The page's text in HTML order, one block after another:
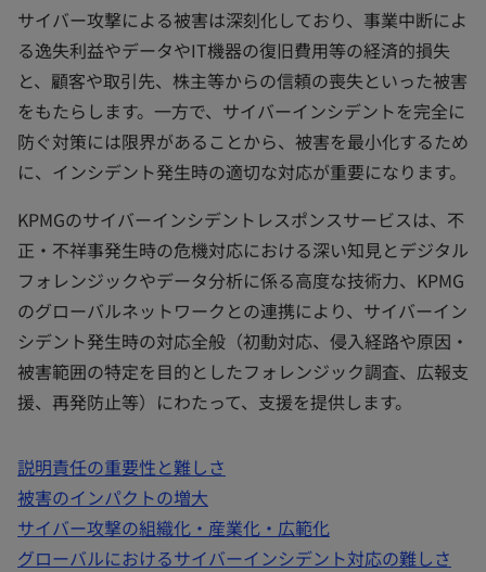
サイバー攻撃による被害は深刻化しており、事業中断によ
る逸失利益やデータやIT機器の復旧費用等の経済的損失
と、顧客や取引先、株主等からの信頼の喪失といった被害
をもたらします。一方で、サイバーインシデントを完全に
防ぐ対策には限界があることから、被害を最小化するため
に、インシデント発生時の適切な対応が重要になります。
KPMGのサイバーインシデントレスポンスサービスは、不
正・不祥事発生時の危機対応における深い知見とデジタル
フォレンジックやデータ分析に係る高度な技術力、KPMG
のグローバルネットワークとの連携により、サイバーイン
シデント発生時の対応全般（初動対応、侵入経路や原因・
被害範囲の特定を目的としたフォレンジック調査、広報支
援、再発防止等）にわたって、支援を提供します。
説明責任の重要性と難しさ
被害のインパクトの増大
サイバー攻撃の組織化・産業化・広範化
グローバルにおけるサイバーインシデント対応の難しさ